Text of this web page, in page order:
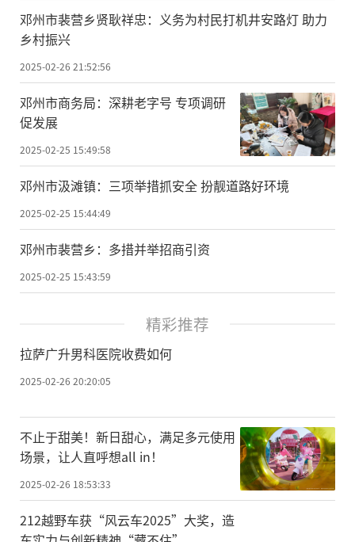
邓州市裴营乡贤耿祥忠：义务为村民打机井安路灯 助力
乡村振兴
2025-02-26 21:52:56
邓州市商务局：深耕老字号 专项调研
促发展
2025-02-25 15:49:58
邓州市汲滩镇：三项举措抓安全 扮靓道路好环境
2025-02-25 15:44:49
邓州市裴营乡：多措并举招商引资
2025-02-25 15:43:59
精彩推荐
拉萨广升男科医院收费如何
2025-02-26 20:20:05
不止于甜美！新日甜心，满足多元使用
场景，让人直呼想all in！
2025-02-26 18:53:33
212越野车获“风云车2025”大奖，造